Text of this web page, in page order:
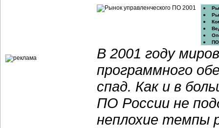
ПО
В 2001 году
программного
спад. Как и в
ПО России не
неплохие темпы